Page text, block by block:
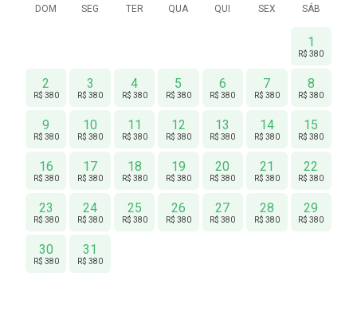
DOM SEG TER QUA QUI SEX SÁB
1
R$ 380
2
R$ 380
3
R$ 380
4
R$ 380
5
R$ 380
6
R$ 380
7
R$ 380
8
R$ 380
9
R$ 380
10
R$ 380
11
R$ 380
12
R$ 380
13
R$ 380
14
R$ 380
15
R$ 380
16
R$ 380
17
R$ 380
18
R$ 380
19
R$ 380
20
R$ 380
21
R$ 380
22
R$ 380
23
R$ 380
24
R$ 380
25
R$ 380
26
R$ 380
27
R$ 380
28
R$ 380
29
R$ 380
30
R$ 380
31
R$ 380